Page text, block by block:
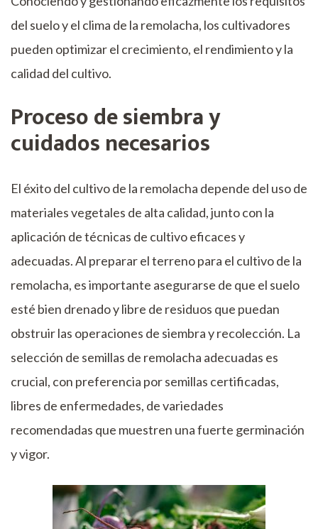
del suelo y el clima de la remolacha, los cultivadores
pueden optimizar el crecimiento, el rendimiento y la
calidad del cultivo.
Proceso de siembra y
cuidados necesarios
El éxito del cultivo de la remolacha depende del uso de
materiales vegetales de alta calidad, junto con la
aplicación de técnicas de cultivo eficaces y
adecuadas. Al preparar el terreno para el cultivo de la
remolacha, es importante asegurarse de que el suelo
esté bien drenado y libre de residuos que puedan
obstruir las operaciones de siembra y recolección. La
selección de semillas de remolacha adecuadas es
crucial, con preferencia por semillas certificadas,
libres de enfermedades, de variedades
recomendadas que muestren una fuerte germinación
y vigor.